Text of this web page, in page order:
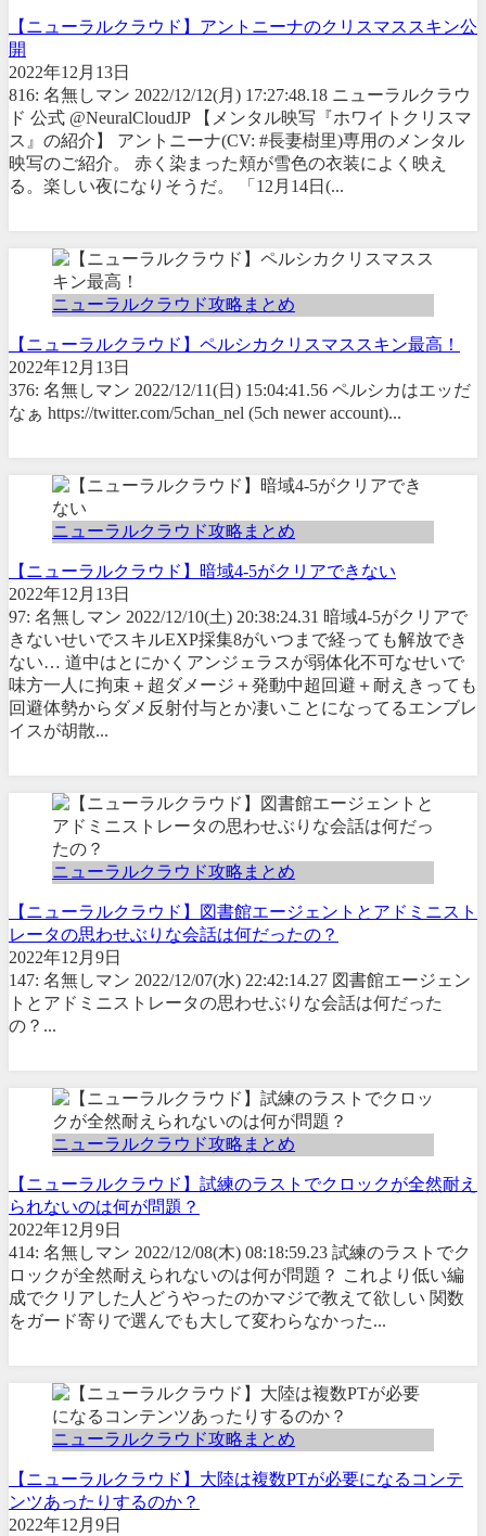
【ニューラルクラウド】アントニーナのクリスマススキン公
開
2022年12月13日
816: 名無しマン 2022/12/12(月) 17:27:48.18 ニューラルクラウ
ド 公式 @NeuralCloudJP 【メンタル映写『ホワイトクリスマ
ス』の紹介】 アントニーナ(CV: #長妻樹里)専用のメンタル
映写のご紹介。 赤く染まった頬が雪色の衣装によく映え
る。楽しい夜になりそうだ。 「12月14日(...
ニューラルクラウド攻略まとめ
【ニューラルクラウド】ペルシカクリスマススキン最高！
2022年12月13日
376: 名無しマン 2022/12/11(日) 15:04:41.56 ペルシカはエッだ
なぁ https://twitter.com/5chan_nel (5ch newer account)...
ニューラルクラウド攻略まとめ
【ニューラルクラウド】暗域4-5がクリアできない
2022年12月13日
97: 名無しマン 2022/12/10(土) 20:38:24.31 暗域4-5がクリアで
きないせいでスキルEXP採集8がいつまで経っても解放でき
ない… 道中はとにかくアンジェラスが弱体化不可なせいで
味方一人に拘束＋超ダメージ＋発動中超回避＋耐えきっても
回避体勢からダメ反射付与とか凄いことになってるエンブレ
イスが胡散...
ニューラルクラウド攻略まとめ
【ニューラルクラウド】図書館エージェントとアドミニスト
レータの思わせぶりな会話は何だったの？
2022年12月9日
147: 名無しマン 2022/12/07(水) 22:42:14.27 図書館エージェン
トとアドミニストレータの思わせぶりな会話は何だった
の？...
ニューラルクラウド攻略まとめ
【ニューラルクラウド】試練のラストでクロックが全然耐え
られないのは何が問題？
2022年12月9日
414: 名無しマン 2022/12/08(木) 08:18:59.23 試練のラストでク
ロックが全然耐えられないのは何が問題？ これより低い編
成でクリアした人どうやったのかマジで教えて欲しい 関数
をガード寄りで選んでも大して変わらなかった...
ニューラルクラウド攻略まとめ
【ニューラルクラウド】大陸は複数PTが必要になるコンテ
ンツあったりするのか？
2022年12月9日